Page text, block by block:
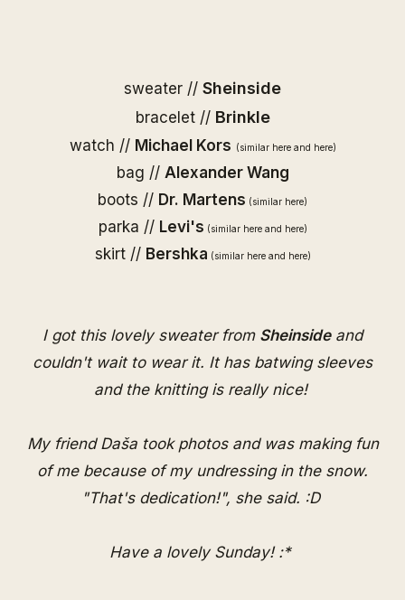
sweater // Sheinside
bracelet // Brinkle
watch // Michael Kors (similar hereand here)
bag // Alexander Wang
boots // Dr. Martens (similar here)
parka // Levi's (similar hereand here)
skirt // Bershka (similar hereand here)
I got this lovely sweater from Sheinsideand
couldn't wait to wear it. It has batwing sleeves
and the knitting is really nice!
My friend Daša took photos and was making fun
of me because of my undressing in the snow.
"That's dedication!", she said. :D
Have a lovely Sunday! :*